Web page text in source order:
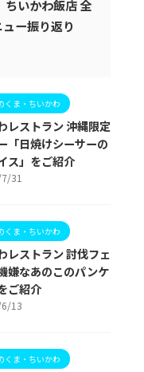
ちいかわ飯店 全
ュー振り返り
くま・ちいかわ
レストラン 沖縄限定
「日焼けシーサーの
ス」をご紹介
31
くま・ちいかわ
レストラン 討伐フェ
嫌なあのこのパンケ
ご紹介
13
くま・ちいかわ